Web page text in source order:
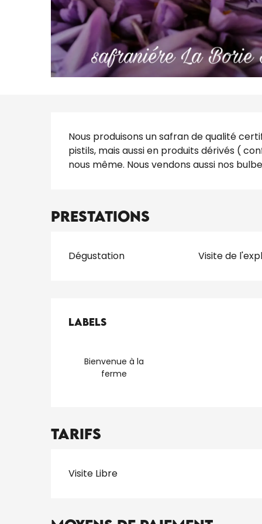
Description
Nous produisons un safran de qualité
pistils, mais aussi en produits dérivés (
nous même. Nous vendons aussi nos
Prestations
Dégustation Visite de
Offres de
Labels
Labels
Bienvenue à la
ferme
Tarifs
Tarifs 2026
Visite Libre